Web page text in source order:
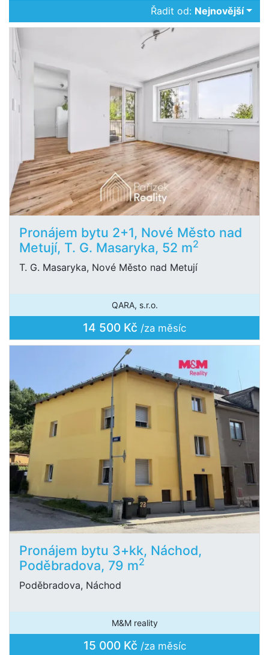
Řadit od: Nejnovější
Pronájem bytu 2+1, Nové Město nad
Metují, T. G. Masaryka, 52 m2
T. G. Masaryka, Nové Město nad Metují
QARA, s.r.o.
14 500 Kč /za měsíc
Pronájem bytu 3+kk, Náchod,
Poděbradova, 79 m2
Poděbradova, Náchod
M&M reality
15 000 Kč /za měsíc